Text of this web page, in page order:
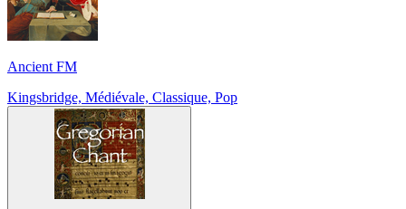
Ancient FM
Kingsbridge, Médiévale, Classique, Pop